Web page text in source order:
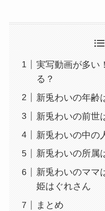
実写動画が多い
る？
新兎わいの年齢
新兎わいの前世
新兎わいの中の
新兎わいの所属
新兎わいのママ
姫はぐれさん
まとめ